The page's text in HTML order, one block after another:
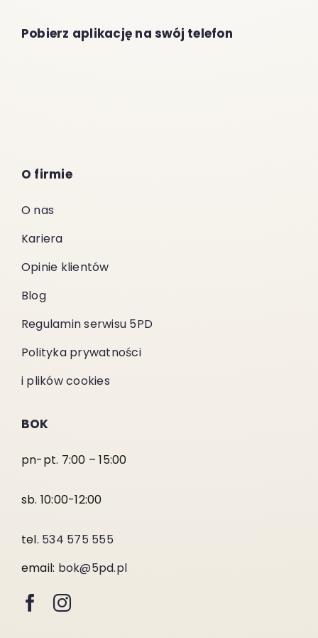
Pobierz aplikację na swój telefon
O firmie
O nas
Kariera
Opinie klientów
Blog
Regulamin serwisu 5PD
Polityka prywatności
i plików cookies
BOK
pn-pt. 7:00 – 15:00
sb. 10:00-12:00
tel. 534 575 555
email: bok@5pd.pl